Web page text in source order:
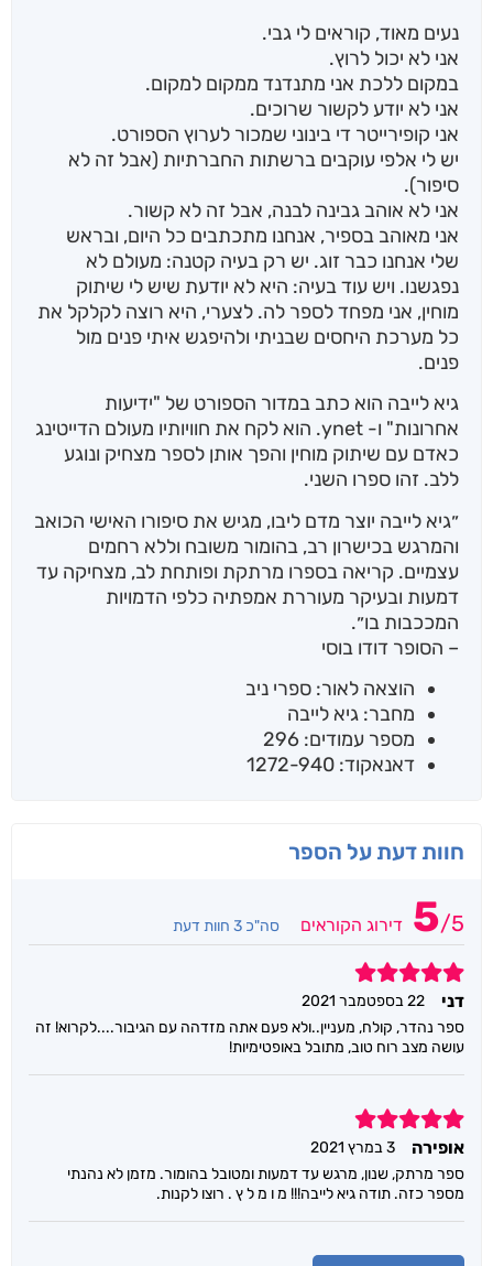
נעים מאוד, קוראים לי גבי.
אני לא יכול לרוץ.
במקום ללכת אני מתנדנד ממקום למקום.
אני לא יודע לקשור שרוכים.
אני קופירייטר די בינוני שמכור לערוץ הספורט.
יש לי אלפי עוקבים ברשתות החברתיות (אבל זה לא
סיפור).
אני לא אוהב גבינה לבנה, אבל זה לא קשור.
אני מאוהב בספיר, אנחנו מתכתבים כל היום, ובראש
שלי אנחנו כבר זוג. יש רק בעיה קטנה: מעולם לא
נפגשנו. ויש עוד בעיה: היא לא יודעת שיש לי שיתוק
מוחין, אני מפחד לספר לה. לצערי, היא רוצה לקלקל את
כל מערכת היחסים שבניתי ולהיפגש איתי פנים מול
פנים.
גיא לייבה הוא כתב במדור הספורט של "ידיעות
אחרונות" ו- ynet. הוא לקח את חוויותיו מעולם הדייטינג
כאדם עם שיתוק מוחין והפך אותן לספר מצחיק ונוגע
ללב. זהו ספרו השני.
״גיא לייבה יוצר מדם ליבו, מגיש את סיפורו האישי הכואב
והמרגש בכישרון רב, בהומור משובח וללא רחמים
עצמיים. קריאה בספרו מרתקת ופותחת לב, מצחיקה עד
דמעות ובעיקר מעוררת אמפתיה כלפי הדמויות
המככבות בו״.
– הסופר דודו בוסי
הוצאה לאור: ספרי ניב
מחבר: גיא לייבה
מספר עמודים: 296
דאנאקוד: 1272-940
חוות דעת על הספר
5/5 דירוג הקוראים סה"כ 3 חוות דעת
5
דני
22 בספטמבר 2021
ספר נהדר, קולח, מעניין..ולא פעם אתה מזדהה עם הגיבור....לקרוא! זה
עושה מצב רוח טוב, מתובל באופטימיות!
5
אופירה
3 במרץ 2021
ספר מרתק, שנון, מרגש עד דמעות ומטובל בהומור. מזמן לא נהנתי
מספר כזה. תודה גיא לייבה!!! מ ו מ ל ץ . רוצו לקנות.